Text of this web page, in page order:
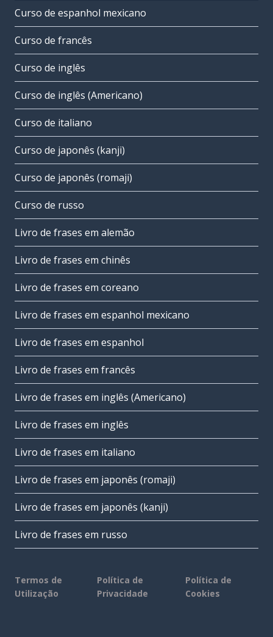
Curso de espanhol mexicano
Curso de francês
Curso de inglês
Curso de inglês (Americano)
Curso de italiano
Curso de japonês (kanji)
Curso de japonês (romaji)
Curso de russo
Livro de frases em alemão
Livro de frases em chinês
Livro de frases em coreano
Livro de frases em espanhol mexicano
Livro de frases em espanhol
Livro de frases em francês
Livro de frases em inglês (Americano)
Livro de frases em inglês
Livro de frases em italiano
Livro de frases em japonês (romaji)
Livro de frases em japonês (kanji)
Livro de frases em russo
Termos de
Utilização
Política de
Privacidade
Política de
Cookies